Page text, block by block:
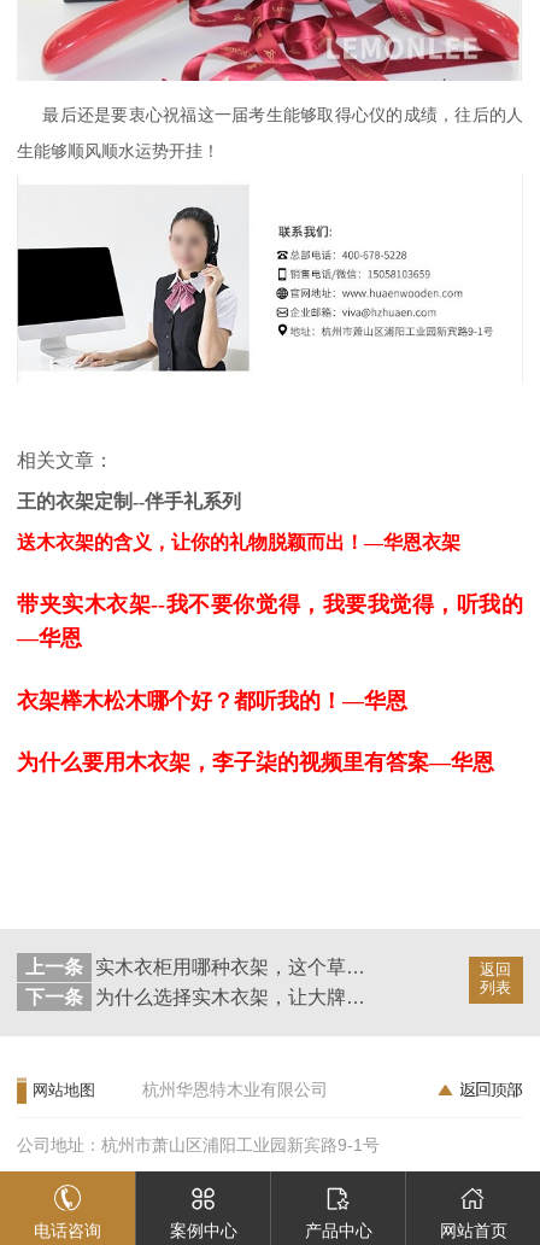
最后还是要衷心祝福这一届考生能够取得心仪的成绩，往后的人
生能够顺风顺水运势开挂！
相关文章：
王的衣架定制--伴手礼系列
送木衣架的含义，让你的礼物脱颖而出！—华恩衣架
带夹实木衣架--我不要你觉得，我要我觉得，听我的
—华恩
衣架榉木松木哪个好？都听我的！—华恩
为什么要用木衣架，李子柒的视频里有答案—华恩
返回
列表
上一条
实木衣柜用哪种衣架，这个草必须种起来！--华恩衣架
下一条
为什么选择实木衣架，让大牌告诉你答案--华恩衣架
网站地图 杭州华恩特木业有限公司
公司地址：杭州市萧山区浦阳工业园新宾路9-1号
电话咨询 案例中心 产品中心 网站首页